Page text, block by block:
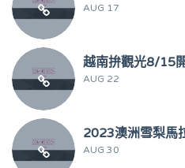
AUG 17
越南拚觀光8/15
AUG 22
2023澳洲雪梨馬
AUG 30